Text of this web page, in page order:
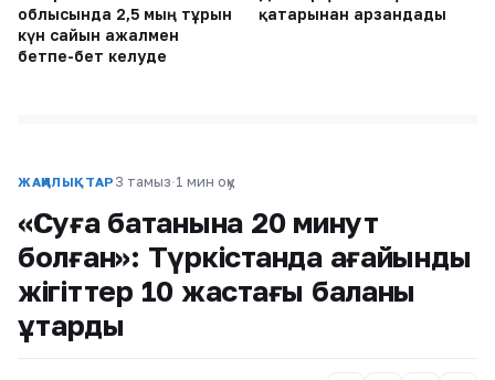
облысында 2,5 мың тұрғын
күн сайын ажалмен
бетпе-бет келуде
қатарынан арзандады
ЖАҢАЛЫҚТАР 3 тамыз·1 мин оқу
«Суға батқанына 20 минут
болған»: Түркістанда ағайынды
жігіттер 10 жастағы баланы
құтқарды